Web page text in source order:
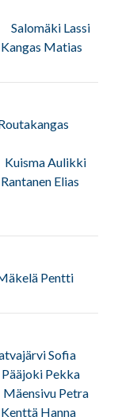
Lassi
Matias
Aulikki
Elias
Pentti
Sofia
Pekka
Petra
Hanna